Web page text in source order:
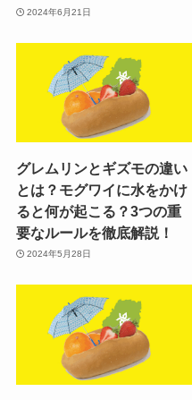
2024年6月21日
グレムリンとギズモの違い
とは？モグワイに水をかけ
ると何が起こる？3つの重
要なルールを徹底解説！
2024年5月28日